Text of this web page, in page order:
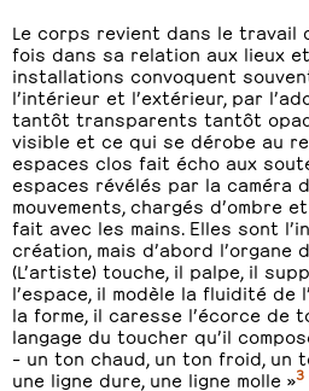
Le corps revient dans le travail
fois dans sa relation aux lieux
installations convoquent
l’intérieur et l’extérieur, par
tantôt transparents tantôt
visible et ce qui se dérobe au
espaces clos fait écho aux
espaces révélés par la caméra
mouvements, chargés d’ombre
fait avec les mains. Elles sont
création, mais d’abord l’organe
(L’artiste) touche, il palpe, il
l’espace, il modèle la fluidité de
la forme, il caresse l’écorce de
langage du toucher qu’il
– un ton chaud, un ton froid, un
une ligne dure, une ligne molle »3